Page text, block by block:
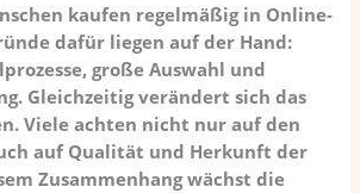
kaufen regelmäßig in Online-
dafür liegen auf der Hand:
große Auswahl und
Gleichzeitig verändert sich das
Viele achten nicht nur auf den
auf Qualität und Herkunft der
Zusammenhang wächst die